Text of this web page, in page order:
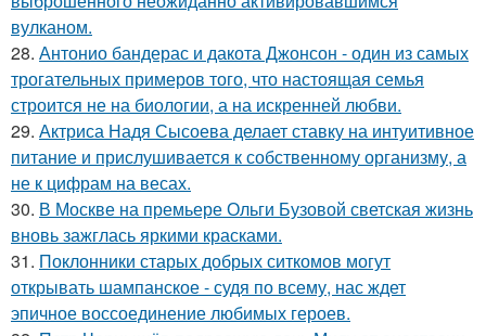
вулканом.
28. Антонио бандерас и дакота Джонсон - один из самых
трогательных примеров того, что настоящая семья
строится не на биологии, а на искренней любви.
29. Актриса Надя Сысоева делает ставку на интуитивное
питание и прислушивается к собственному организму, а
не к цифрам на весах.
30. В Москве на премьере Ольги Бузовой светская жизнь
вновь зажглась яркими красками.
31. Поклонники старых добрых ситкомов могут
открывать шампанское - судя по всему, нас ждет
эпичное воссоединение любимых героев.